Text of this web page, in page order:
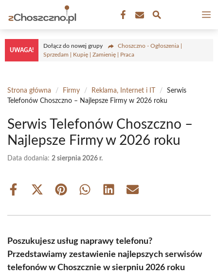
treści
UWAGA!
Dołącz do nowej grupy
Choszczno - Ogłoszenia |
Sprzedam | Kupię | Zamienię | Praca
Strona główna / Firmy / Reklama, Internet i IT /
Serwis
Telefonów Choszczno – Najlepsze Firmy w 2026 roku
Serwis Telefonów Choszczno –
Najlepsze Firmy w 2026 roku
Data dodania: 2 sierpnia 2026 r.
Share
Share
(Twitter)
Share Share Share Share
Poszukujesz usług naprawy telefonu?
Przedstawiamy zestawienie najlepszych serwisów
telefonów w Choszcznie w sierpniu 2026 roku